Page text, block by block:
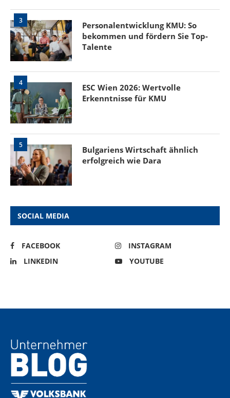
3
Personalentwicklung KMU: So
bekommen und fördern Sie Top-
Talente
4
ESC Wien 2026: Wertvolle
Erkenntnisse für KMU
5
Bulgariens Wirtschaft ähnlich
erfolgreich wie Dara
SOCIAL MEDIA
FACEBOOK
INSTAGRAM
LINKEDIN
YOUTUBE